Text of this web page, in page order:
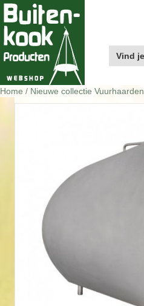
Zoek
naar:
Home / Nieuwe collectie Vuurhaarden